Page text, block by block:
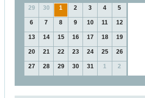
29 30 1 2 3 4 5
6 7 8 9 10 11 12
13 14 15 16 17 18 19
20 21 22 23 24 25 26
27 28 29 30 31 1 2